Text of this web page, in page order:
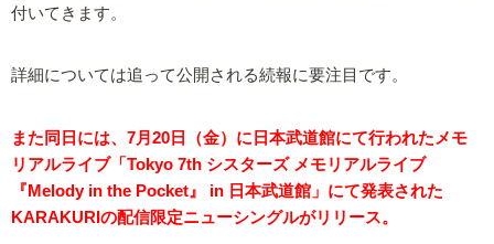
付いてきます。
詳細については追って公開される続報に要注目です。
また同日には、7月20日（金）に日本武道館にて行われたメモ
リアルライブ「Tokyo 7th シスターズ メモリアルライブ
『Melody in the Pocket』 in 日本武道館」にて発表された
KARAKURIの配信限定ニューシングルがリリース。